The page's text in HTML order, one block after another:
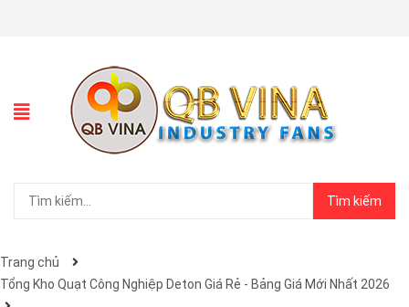
Tìm kiếm
Trang chủ
Tổng Kho Quạt Công Nghiệp Deton Giá Rẻ - Bảng Giá Mới Nhất 2026